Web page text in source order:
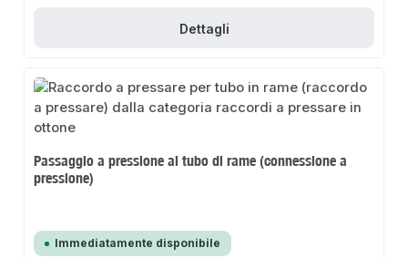
Dettagli
Passaggio a pressione al tubo di rame (connessione a
pressione)
Immediatamente disponibile